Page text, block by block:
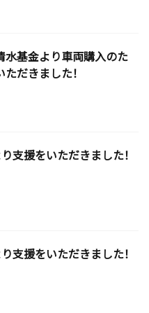
水基金より車両購入のた
だきました！
支援をいただきました！
支援をいただきました！